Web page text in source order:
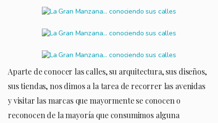
Aparte de conocer las calles, su arquitectura, sus diseños,
sus tiendas, nos dimos a la tarea de recorrer las avenidas
y visitar las marcas que mayormente se conocen o
reconocen de la mayoría que consumimos alguna